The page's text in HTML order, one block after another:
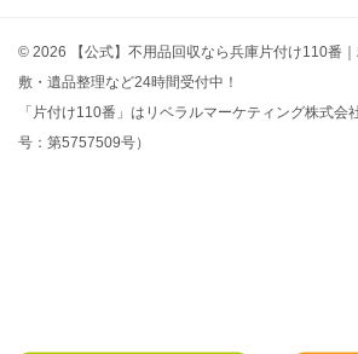
© 2026 【公式】不用品回収なら兵庫片付け110番
敷・遺品整理など24時間受付中！
「片付け110番」はリベラルマーケティング株式会
号：第5757509号）